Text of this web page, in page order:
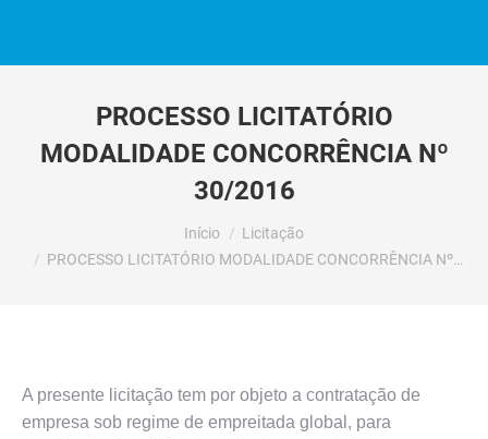
PROCESSO LICITATÓRIO
MODALIDADE CONCORRÊNCIA Nº
30/2016
Início
Licitação
PROCESSO LICITATÓRIO MODALIDADE CONCORRÊNCIA Nº…
A presente licitação tem por objeto a contratação de
empresa sob regime de empreitada global, para